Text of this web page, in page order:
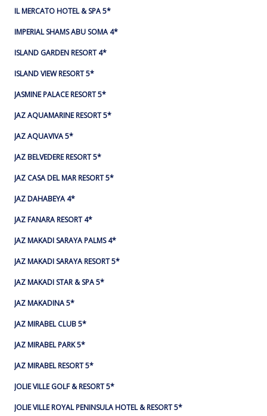
IL MERCATO HOTEL & SPA 5*
IMPERIAL SHAMS ABU SOMA 4*
ISLAND GARDEN RESORT 4*
ISLAND VIEW RESORT 5*
JASMINE PALACE RESORT 5*
JAZ AQUAMARINE RESORT 5*
JAZ AQUAVIVA 5*
JAZ BELVEDERE RESORT 5*
JAZ CASA DEL MAR RESORT 5*
JAZ DAHABEYA 4*
JAZ FANARA RESORT 4*
JAZ MAKADI SARAYA PALMS 4*
JAZ MAKADI SARAYA RESORT 5*
JAZ MAKADI STAR & SPA 5*
JAZ MAKADINA 5*
JAZ MIRABEL CLUB 5*
JAZ MIRABEL PARK 5*
JAZ MIRABEL RESORT 5*
JOLIE VILLE GOLF & RESORT 5*
JOLIE VILLE ROYAL PENINSULA HOTEL & RESORT 5*